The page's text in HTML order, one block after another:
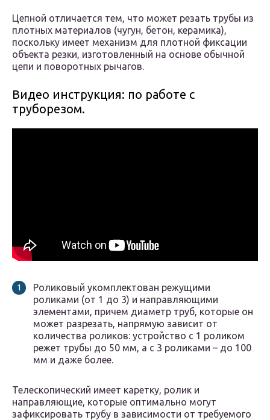
Цепной отличается тем, что может резать трубы из
плотных материалов (чугун, бетон, керамика),
поскольку имеет механизм для плотной фиксации
объекта резки, изготовленный на основе обычной
цепи и поворотных рычагов.
Видео инструкция: по работе с
труборезом.
Роликовый укомплектован режущими
роликами (от 1 до 3) и направляющими
элементами, причем диаметр труб, которые он
может разрезать, напрямую зависит от
количества роликов: устройство с 1 роликом
режет трубы до 50 мм, а с 3 роликами – до 100
мм и даже более.
Телескопический имеет каретку, ролик и
направляющие, которые оптимально могут
зафиксировать трубу в зависимости от требуемого